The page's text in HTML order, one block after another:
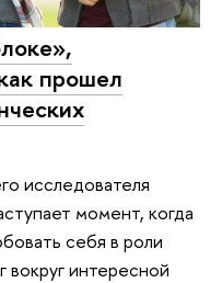
прошел
исследователя
момент, когда
себя в роли
вокруг интересной